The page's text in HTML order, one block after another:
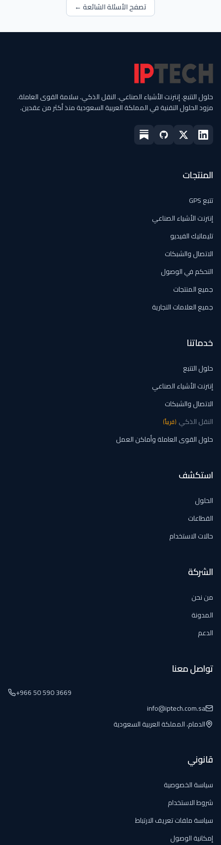
تصفح الأسئلة الشائعة ←
حلول التتبع. إنترنت الأشياء الصناعي. النقل الذكي. سلامة القوى العاملة.
مزود الحلول التقنية في المملكة العربية السعودية منذ أكثر من عقدين.
المنتجات
تتبع GPS
إنترنت الأشياء الصناعي
تليماتيك الفيديو
الاتصال والشبكات
التحكم في الوصول
جميع المنتجات
جميع العلامات التجارية
خدماتنا
حلول التتبع
إنترنت الأشياء الصناعي
الاتصال والشبكات
النقل الذكي (قريباً)
حلول القوى العاملة وأماكن العمل
استكشف
الحلول
القطاعات
حالات الاستخدام
الشركة
من نحن
المدونة
الدعم
تواصل معنا
+966 50 590 3669
info@iptech.com.sa
الدمام، المملكة العربية السعودية
قانوني
سياسة الخصوصية
شروط الاستخدام
سياسة ملفات تعريف الارتباط
إمكانية الوصول